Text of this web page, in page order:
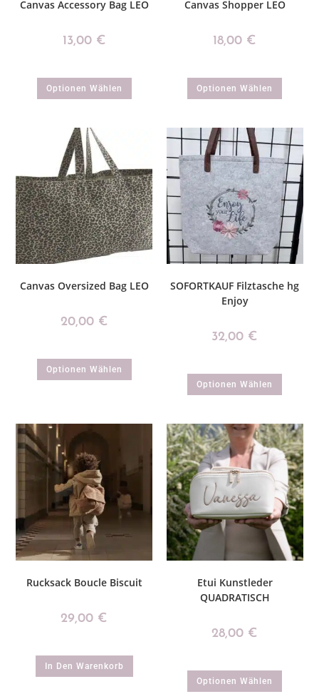
Canvas Accessory Bag LEO
13,00 €
Optionen Wählen
Canvas Shopper LEO
18,00 €
Optionen Wählen
Canvas Oversized Bag LEO
20,00 €
Optionen Wählen
SOFORTKAUF Filztasche hg
Enjoy
32,00 €
Optionen Wählen
Rucksack Boucle Biscuit
29,00 €
In Den Warenkorb
Etui Kunstleder
QUADRATISCH
28,00 €
Optionen Wählen